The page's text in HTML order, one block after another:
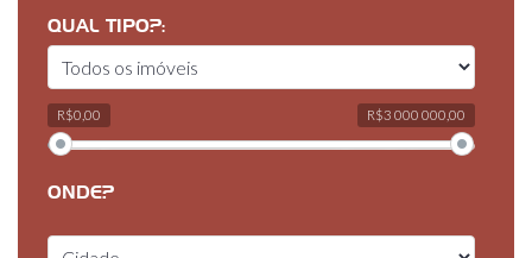
QUAL TIPO?:
R$0,00 R$3 000 000,00
ONDE?